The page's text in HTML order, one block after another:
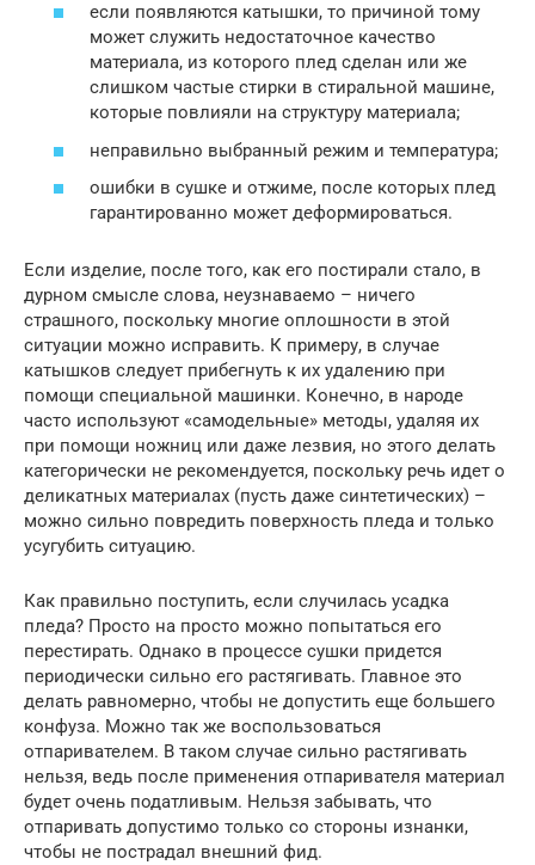
если появляются катышки, то причиной тому
может служить недостаточное качество
материала, из которого плед сделан или же
слишком частые стирки в стиральной машине,
которые повлияли на структуру материала;
неправильно выбранный режим и температура;
ошибки в сушке и отжиме, после которых плед
гарантированно может деформироваться.
Если изделие, после того, как его постирали стало, в
дурном смысле слова, неузнаваемо – ничего
страшного, поскольку многие оплошности в этой
ситуации можно исправить. К примеру, в случае
катышков следует прибегнуть к их удалению при
помощи специальной машинки. Конечно, в народе
часто используют «самодельные» методы, удаляя их
при помощи ножниц или даже лезвия, но этого делать
категорически не рекомендуется, поскольку речь идет о
деликатных материалах (пусть даже синтетических) –
можно сильно повредить поверхность пледа и только
усугубить ситуацию.
Как правильно поступить, если случилась усадка
пледа? Просто на просто можно попытаться его
перестирать. Однако в процессе сушки придется
периодически сильно его растягивать. Главное это
делать равномерно, чтобы не допустить еще большего
конфуза. Можно так же воспользоваться
отпаривателем. В таком случае сильно растягивать
нельзя, ведь после применения отпаривателя материал
будет очень податливым. Нельзя забывать, что
отпаривать допустимо только со стороны изнанки,
чтобы не пострадал внешний фид.